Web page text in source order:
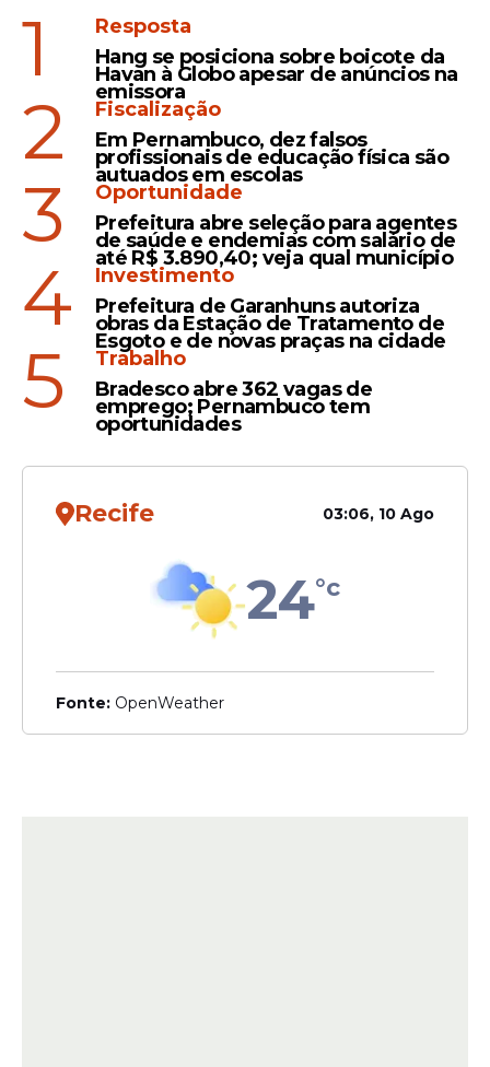
1
Resposta
Hang se posiciona sobre boicote da
Havan à Globo apesar de anúncios na
emissora
2
Fiscalização
Em Pernambuco, dez falsos
profissionais de educação física são
autuados em escolas
3
Oportunidade
Prefeitura abre seleção para agentes
de saúde e endemias com salário de
até R$ 3.890,40; veja qual município
4
Investimento
Prefeitura de Garanhuns autoriza
obras da Estação de Tratamento de
Esgoto e de novas praças na cidade
5
Trabalho
Bradesco abre 362 vagas de
emprego; Pernambuco tem
oportunidades
Recife 03:06, 10 Ago
24°c
Fonte: OpenWeather